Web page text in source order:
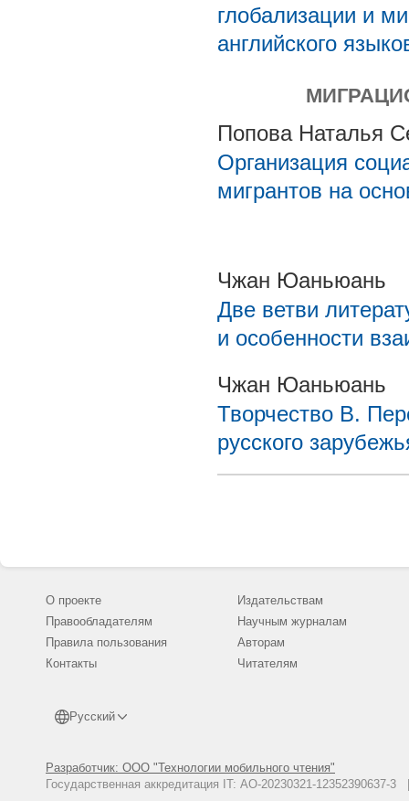
глобализации и
английского
Попова Наталья
Организация
мигрантов на
Чжан Юаньюань
Две ветви
и особенности
Чжан Юаньюань
Творчество В.
русского
О проекте
Правообладателям
Правила пользования
Контакты
Русский
Разработчик: ООО "Технологии мобильного чтения"
Государственная аккредитация IT: АО-20230321-
Издательствам
Научным журналам
Авторам
Читателям